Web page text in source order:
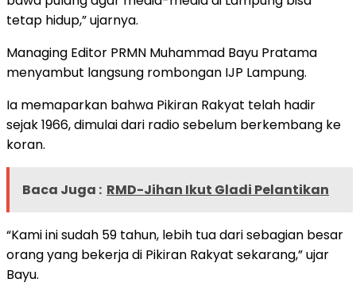
tetap hidup,” ujarnya.
Managing Editor PRMN Muhammad Bayu Pratama
menyambut langsung rombongan IJP Lampung.
Ia memaparkan bahwa Pikiran Rakyat telah hadir
sejak 1966, dimulai dari radio sebelum berkembang ke
koran.
Baca Juga : RMD-Jihan Ikut Gladi Pelantikan
“Kami ini sudah 59 tahun, lebih tua dari sebagian besar
orang yang bekerja di Pikiran Rakyat sekarang,” ujar
Bayu.